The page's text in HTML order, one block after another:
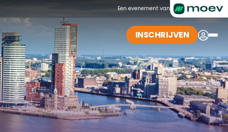
Een evenement van
INSCHRIJVEN